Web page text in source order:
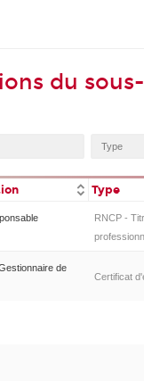
du
Type
RNCP -
de
Certificat